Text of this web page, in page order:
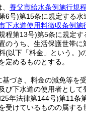
養父市給水条例施行規程
6号)第15条に規定する水
下水道使用料徴収条例施
程第13号)第5条に規定す
のうち、生活保護世帯に
(以下「料金」という。)
定めるものとする。
基づき、料金の減免等を
び下水道の使用者として
年法律第144号)第11条
受けているものの属する